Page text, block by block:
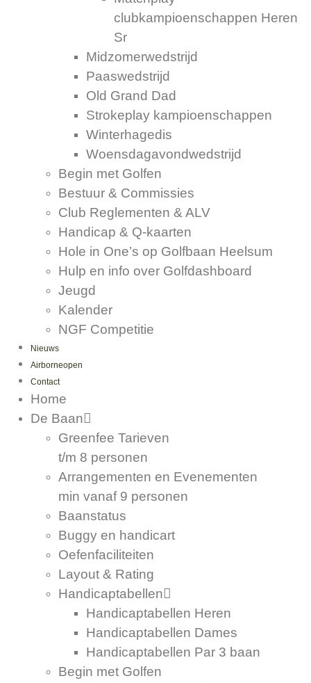
clubkampioenschappen Heren
Sr
Midzomerwedstrijd
Paaswedstrijd
Old Grand Dad
Strokeplay kampioenschappen
Winterhagedis
Woensdagavondwedstrijd
Begin met Golfen
Bestuur & Commissies
Club Reglementen & ALV
Handicap & Q-kaarten
Hole in One’s op Golfbaan Heelsum
Hulp en info over Golfdashboard
Jeugd
Kalender
NGF Competitie
Nieuws
Airborneopen
Contact
Home
De Baan
Greenfee Tarieven
t/m 8 personen
Arrangementen en Evenementen
min vanaf 9 personen
Baanstatus
Buggy en handicart
Oefenfaciliteiten
Layout & Rating
Handicaptabellen
Handicaptabellen Heren
Handicaptabellen Dames
Handicaptabellen Par 3 baan
Begin met Golfen